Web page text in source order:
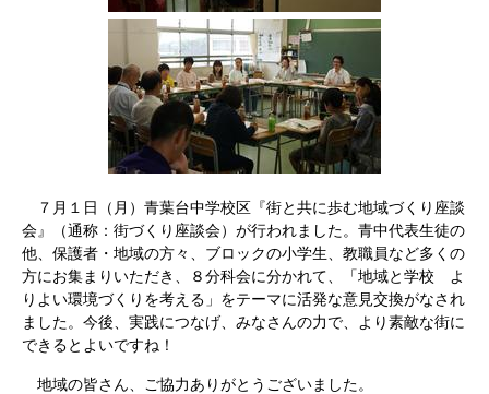
７月１日（月）青葉台中学校区『街と共に歩む地域づくり座談
会』（通称：街づくり座談会）が行われました。青中代表生徒の
他、保護者・地域の方々、ブロックの小学生、教職員など多くの
方にお集まりいただき、８分科会に分かれて、「地域と学校 よ
りよい環境づくりを考える」をテーマに活発な意見交換がなされ
ました。今後、実践につなげ、みなさんの力で、より素敵な街に
できるとよいですね！
地域の皆さん、ご協力ありがとうございました。